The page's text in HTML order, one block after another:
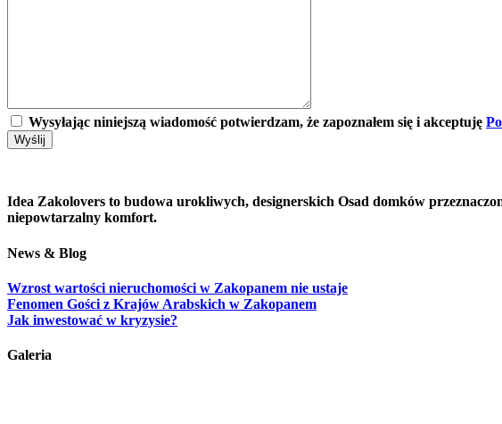
Wysyłając niniejszą wiadomość potwierdzam, że zapoznałem się i akceptuję
Idea Zakolovers to budowa urokliwych, designerskich Osad domków
niepowtarzalny komfort.
News & Blog
Wzrost wartości nieruchomości w Zakopanem nie ustaje
Fenomen Gości z Krajów Arabskich w Zakopanem
Jak inwestować w kryzysie?
Galeria